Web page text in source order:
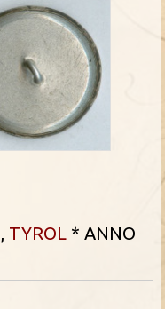
, TYROL * ANNO